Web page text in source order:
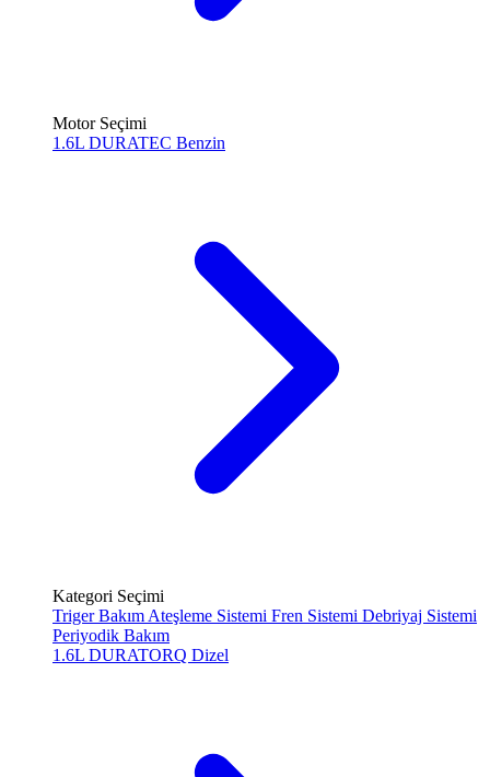
Motor Seçimi
1.6L DURATEC Benzin
Kategori Seçimi
Triger Bakım Ateşleme Sistemi Fren Sistemi Debriyaj Sistemi
Periyodik Bakım
1.6L DURATORQ Dizel